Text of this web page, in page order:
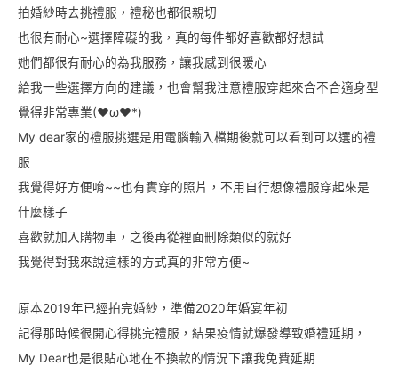
拍婚紗時去挑禮服，禮秘也都很親切
也很有耐心~選擇障礙的我，真的每件都好喜歡都好想試
她們都很有耐心的為我服務，讓我感到很暖心
給我一些選擇方向的建議，也會幫我注意禮服穿起來合不合適身型
覺得非常專業(♥ω♥*)
My dear家的禮服挑選是用電腦輸入檔期後就可以看到可以選的禮
服
我覺得好方便唷~~也有實穿的照片，不用自行想像禮服穿起來是
什麼樣子
喜歡就加入購物車，之後再從裡面刪除類似的就好
我覺得對我來說這樣的方式真的非常方便~
原本2019年已經拍完婚紗，準備2020年婚宴年初
記得那時候很開心得挑完禮服，結果疫情就爆發導致婚禮延期，
My Dear也是很貼心地在不換款的情況下讓我免費延期